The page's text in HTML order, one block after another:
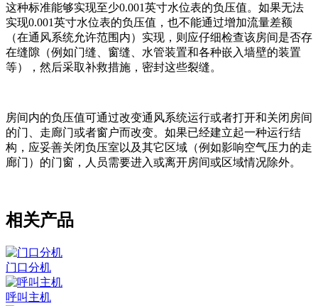
这种标准能够实现至少0.001英寸水位表的负压值。如果无法
实现0.001英寸水位表的负压值，也不能通过增加流量差额
（在通风系统允许范围内）实现，则应仔细检查该房间是否存
在缝隙（例如门缝、窗缝、水管装置和各种嵌入墙壁的装置
等），然后采取补救措施，密封这些裂缝。
房间内的负压值可通过改变通风系统运行或者打开和关闭房间
的门、走廊门或者窗户而改变。如果已经建立起一种运行结
构，应妥善关闭负压室以及其它区域（例如影响空气压力的走
廊门）的门窗，人员需要进入或离开房间或区域情况除外。
相关产品
门口分机
呼叫主机